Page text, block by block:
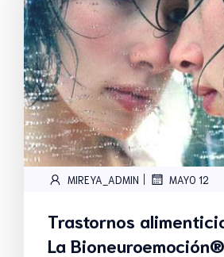
MIREYA_ADMIN | MAYO 12
Trastornos
La